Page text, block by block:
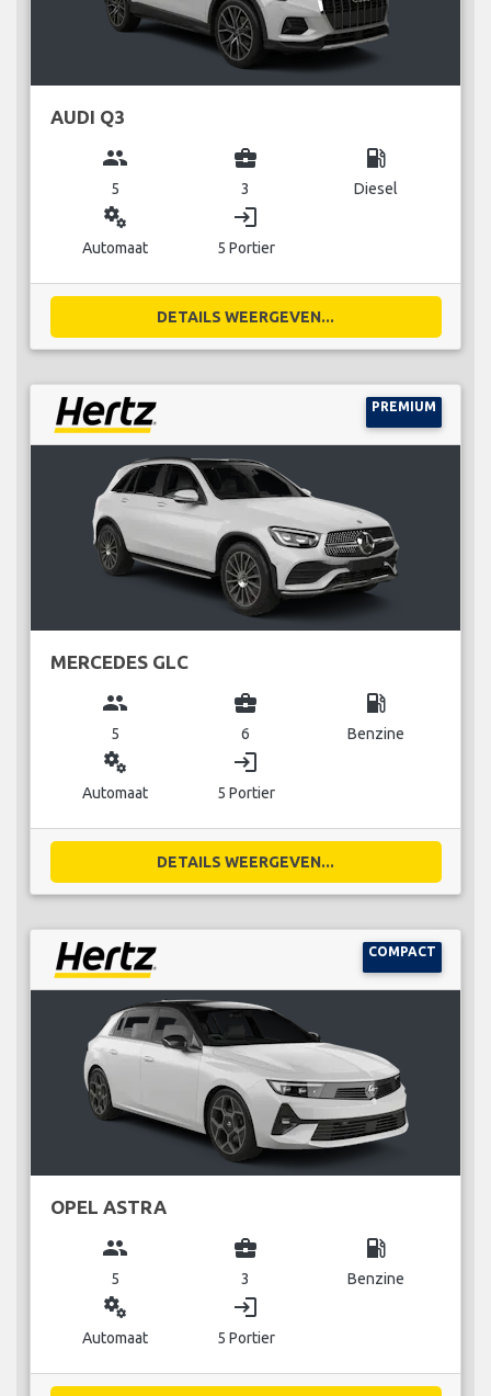
AUDI Q3
group
5
business_center
3
local_gas_station
Diesel
miscellaneous_services
Automaat
login
5 Portier
DETAILS WEERGEVEN...
PREMIUM
MERCEDES GLC
group
5
business_center
6
local_gas_station
Benzine
miscellaneous_services
Automaat
login
5 Portier
DETAILS WEERGEVEN...
COMPACT
OPEL ASTRA
group
5
business_center
3
local_gas_station
Benzine
miscellaneous_services
Automaat
login
5 Portier